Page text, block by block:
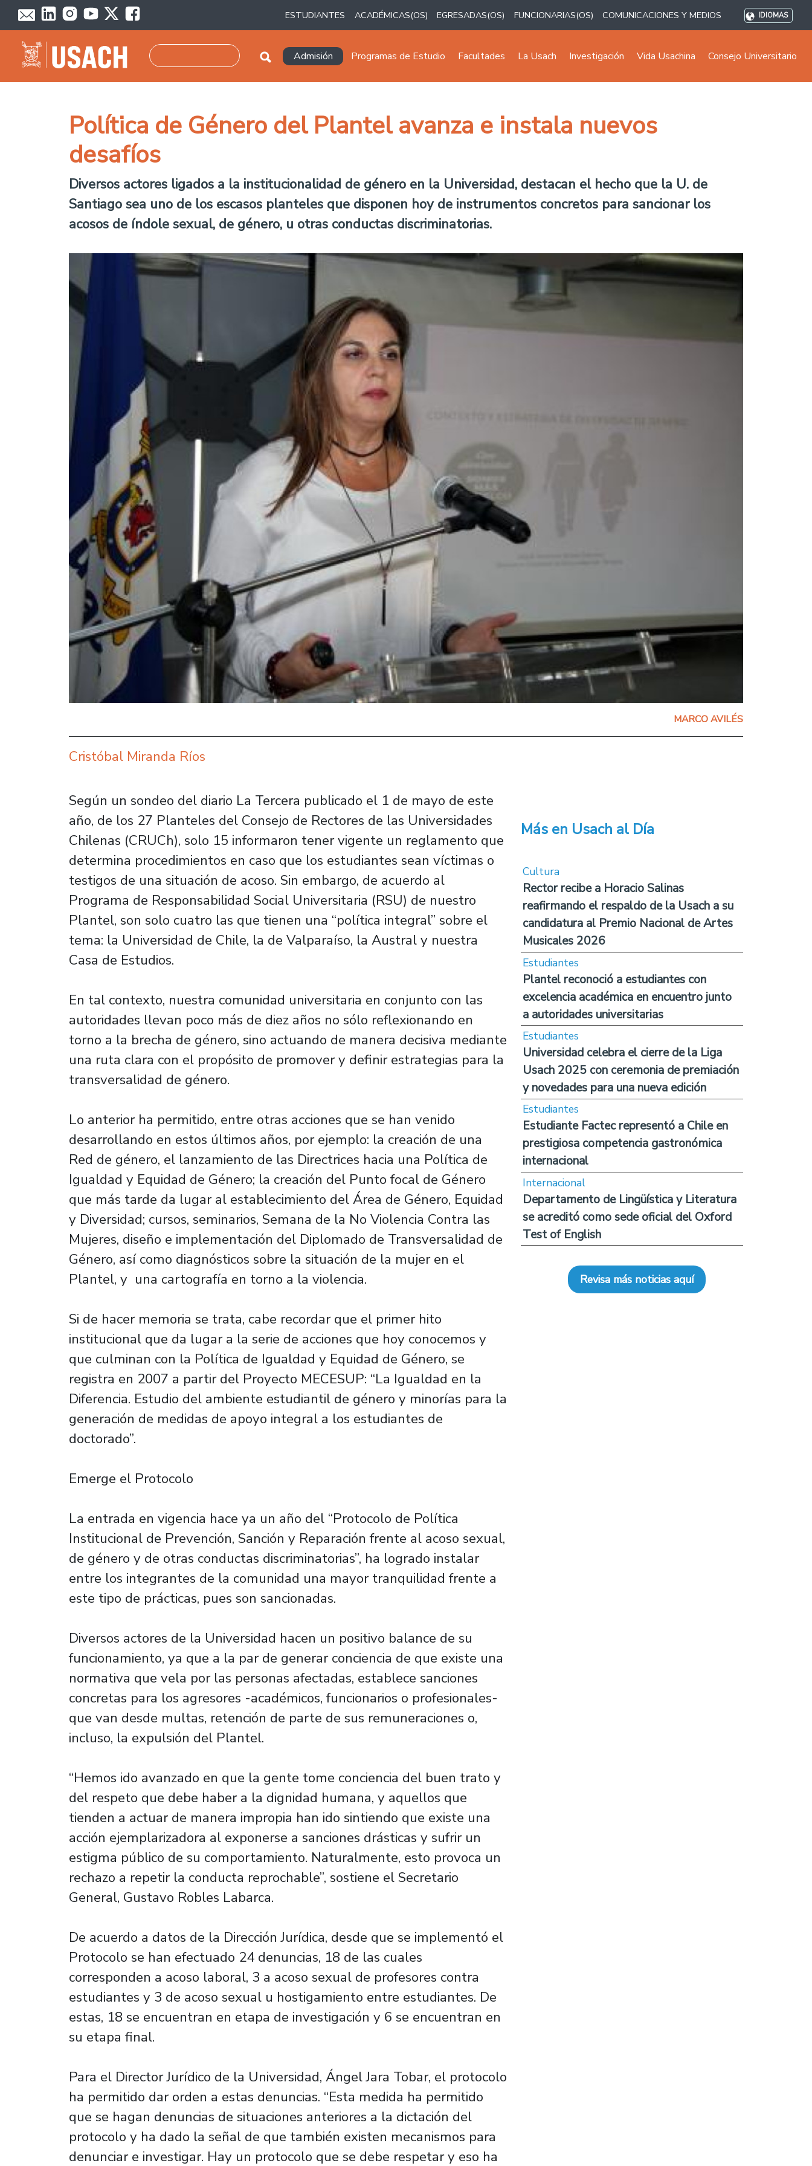
Pasar al contenido principal
ESTUDIANTES ACADÉMICAS(OS) EGRESADAS(OS) FUNCIONARIAS(OS) COMUNICACIONES Y MEDIOS IDIOMAS
Navegación principal
Admisión Programas de Estudio Facultades La Usach Investigación Vida Usachina Consejo Universitario
Política de Género del Plantel avanza e instala nuevos
desafíos
Diversos actores ligados a la institucionalidad de género en la Universidad, destacan el hecho que la U. de
Santiago sea uno de los escasos planteles que disponen hoy de instrumentos concretos para sancionar los
acosos de índole sexual, de género, u otras conductas discriminatorias.
MARCO AVILÉS
Cristóbal Miranda Ríos
Según un sondeo del diario La Tercera publicado el 1 de mayo de este
año, de los 27 Planteles del Consejo de Rectores de las Universidades
Chilenas (CRUCh), solo 15 informaron tener vigente un reglamento que
determina procedimientos en caso que los estudiantes sean víctimas o
testigos de una situación de acoso. Sin embargo, de acuerdo al
Programa de Responsabilidad Social Universitaria (RSU) de nuestro
Plantel, son solo cuatro las que tienen una “política integral” sobre el
tema: la Universidad de Chile, la de Valparaíso, la Austral y nuestra
Casa de Estudios.
En tal contexto, nuestra comunidad universitaria en conjunto con las
autoridades llevan poco más de diez años no sólo reflexionando en
torno a la brecha de género, sino actuando de manera decisiva mediante
una ruta clara con el propósito de promover y definir estrategias para la
transversalidad de género.
Lo anterior ha permitido, entre otras acciones que se han venido
desarrollando en estos últimos años, por ejemplo: la creación de una
Red de género, el lanzamiento de las Directrices hacia una Política de
Igualdad y Equidad de Género; la creación del Punto focal de Género
que más tarde da lugar al establecimiento del Área de Género, Equidad
y Diversidad; cursos, seminarios, Semana de la No Violencia Contra las
Mujeres, diseño e implementación del Diplomado de Transversalidad de
Género, así como diagnósticos sobre la situación de la mujer en el
Plantel, y una cartografía en torno a la violencia.
Si de hacer memoria se trata, cabe recordar que el primer hito
institucional que da lugar a la serie de acciones que hoy conocemos y
que culminan con la Política de Igualdad y Equidad de Género, se
registra en 2007 a partir del Proyecto MECESUP: “La Igualdad en la
Diferencia. Estudio del ambiente estudiantil de género y minorías para la
generación de medidas de apoyo integral a los estudiantes de
doctorado”.
Emerge el Protocolo
La entrada en vigencia hace ya un año del “Protocolo de Política
Institucional de Prevención, Sanción y Reparación frente al acoso sexual,
de género y de otras conductas discriminatorias”, ha logrado instalar
entre los integrantes de la comunidad una mayor tranquilidad frente a
este tipo de prácticas, pues son sancionadas.
Diversos actores de la Universidad hacen un positivo balance de su
funcionamiento, ya que a la par de generar conciencia de que existe una
normativa que vela por las personas afectadas, establece sanciones
concretas para los agresores -académicos, funcionarios o profesionales-
que van desde multas, retención de parte de sus remuneraciones o,
incluso, la expulsión del Plantel.
“Hemos ido avanzado en que la gente tome conciencia del buen trato y
del respeto que debe haber a la dignidad humana, y aquellos que
tienden a actuar de manera impropia han ido sintiendo que existe una
acción ejemplarizadora al exponerse a sanciones drásticas y sufrir un
estigma público de su comportamiento. Naturalmente, esto provoca un
rechazo a repetir la conducta reprochable”, sostiene el Secretario
General, Gustavo Robles Labarca.
De acuerdo a datos de la Dirección Jurídica, desde que se implementó el
Protocolo se han efectuado 24 denuncias, 18 de las cuales
corresponden a acoso laboral, 3 a acoso sexual de profesores contra
estudiantes y 3 de acoso sexual u hostigamiento entre estudiantes. De
estas, 18 se encuentran en etapa de investigación y 6 se encuentran en
su etapa final.
Para el Director Jurídico de la Universidad, Ángel Jara Tobar, el protocolo
ha permitido dar orden a estas denuncias. “Esta medida ha permitido
que se hagan denuncias de situaciones anteriores a la dictación del
protocolo y ha dado la señal de que también existen mecanismos para
denunciar e investigar. Hay un protocolo que se debe respetar y eso ha
Más en Usach al Día
Cultura
Rector recibe a Horacio Salinas
reafirmando el respaldo de la Usach a su
candidatura al Premio Nacional de Artes
Musicales 2026
Estudiantes
Plantel reconoció a estudiantes con
excelencia académica en encuentro junto
a autoridades universitarias
Estudiantes
Universidad celebra el cierre de la Liga
Usach 2025 con ceremonia de premiación
y novedades para una nueva edición
Estudiantes
Estudiante Factec representó a Chile en
prestigiosa competencia gastronómica
internacional
Internacional
Departamento de Lingüística y Literatura
se acreditó como sede oficial del Oxford
Test of English
Revisa más noticias aquí